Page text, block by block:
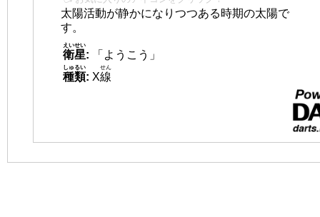
太陽活動が静かになりつつある時期の太陽で
す。
衛星
えいせい
:
「ようこう」
種類
しゅるい
: X線
せん